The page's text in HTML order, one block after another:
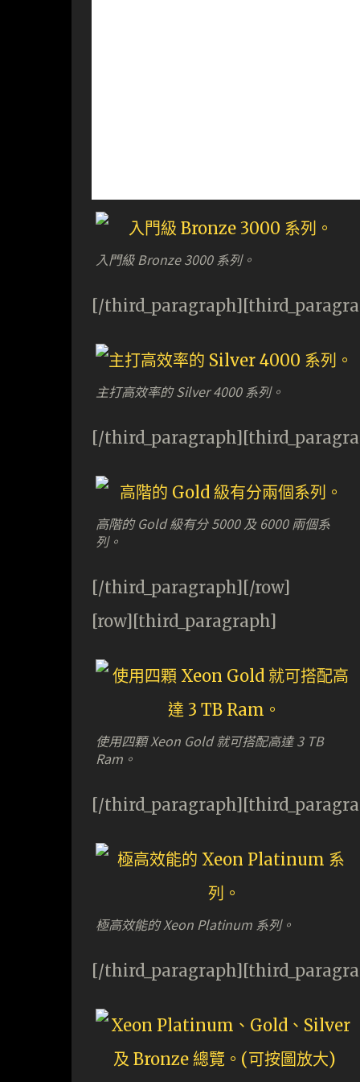
入門級 Bronze 3000 系列。
[/
主打高效率的 Silver 4000 系列。
[/
高階的 Gold 級有分 5000 及 6000 兩個系
列。
[/third_paragraph][/row]
[row][third_paragraph]
使用四顆 Xeon Gold 就可搭配高達 3 TB
Ram。
[/
極高效能的 Xeon Platinum 系列。
[/